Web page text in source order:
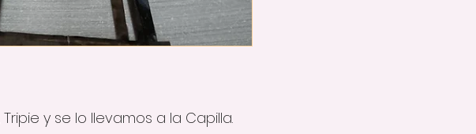
y se lo llevamos a la Capilla.